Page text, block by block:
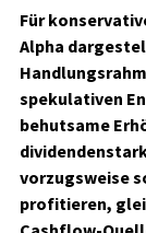
Für
Alpha
spekulativen
behutsame
vorzugsweise
profitieren,